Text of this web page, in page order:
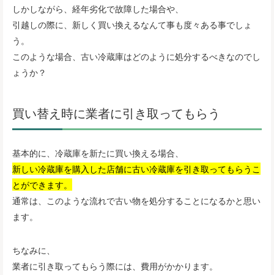
しかしながら、経年劣化で故障した場合や、
引越しの際に、新しく買い換えるなんて事も度々ある事でしょ
う。
このような場合、古い冷蔵庫はどのように処分するべきなのでし
ょうか？
買い替え時に業者に引き取ってもらう
基本的に、冷蔵庫を新たに買い換える場合、
新しい冷蔵庫を購入した店舗に古い冷蔵庫を引き取ってもらうこ
とができます。
通常は、このような流れで古い物を処分することになるかと思い
ます。
ちなみに、
業者に引き取ってもらう際には、費用がかかります。